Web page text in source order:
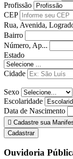
Profissão
CEP
Rua, Avenida,
Bairro
Número, Ap...
Estado
Cidade
Sexo
Escolaridade
Data de Nascimento
Cadastre sua
Cadastrar
Ouvidoria